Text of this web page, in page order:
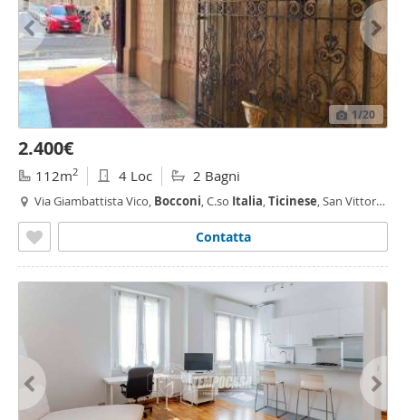
1/20
2.400€
112m2 4 Loc 2 Bagni
Via Giambattista Vico, Bocconi, C.so Italia,Ticinese, San Vittore,
Contatta